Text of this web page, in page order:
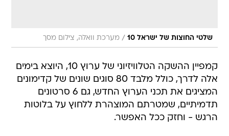
שלטי החוצות של ישראל 10 / מערכת וואלה, צילום מסך
קמפיין ההשקה הטלוויזיוני של ערוץ 10, היוצא בימים
אלה לדרך, כולל מלבד 80 סוגים שונים של קדימונים
המציגים את תכני הערוץ החדש, גם 6 סרטונים
תדמיתיים, שמטרתם המוצהרת ללחוץ על בלוטות
הרגש - וחזק ככל האפשר.